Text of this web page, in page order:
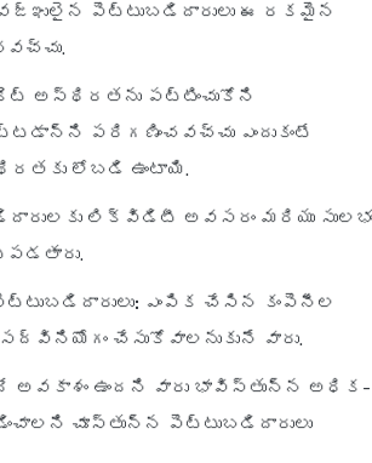
పెట్టుబడిదారులు ఈ రకమైన
అస్థిరతను పట్టించుకోని
పరిగణించవచ్చు ఎందుకంటే
లోబడి ఉంటాయి.
లిక్విడిటీ అవసరం మరియు
ఎంపిక చేసిన కంపెనీల
చేసుకోవాలనుకునే వారు.
అవకాశం ఉందని వారు భావిస్తున్న అధిక-
చూస్తున్న పెట్టుబడిదారులు